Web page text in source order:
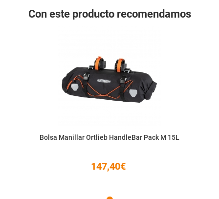
Con este producto recomendamos
Bolsa Manillar Ortlieb HandleBar Pack M 15L
147,40€